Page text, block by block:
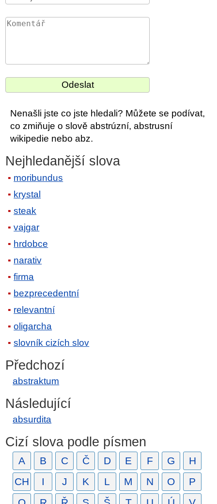
Nenašli jste co jste hledali? Můžete se podívat,
co zmiňuje o slově abstrúzní, abstrusní
wikipedie nebo abz.
Nejhledanější slova
moribundus
krystal
steak
vajgar
hrdobce
narativ
firma
bezprecedentní
relevantní
oligarcha
slovník cizích slov
Předchozí
abstraktum
Následující
absurdita
Cizí slova podle písmen
A B C Č D E F G
H
CH
I J K L M N O
P